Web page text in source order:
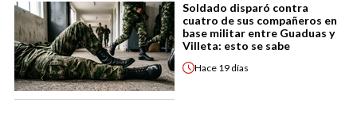
Soldado disparó contra
cuatro de sus compañeros en
base militar entre Guaduas y
Villeta: esto se sabe
Hace 19 días